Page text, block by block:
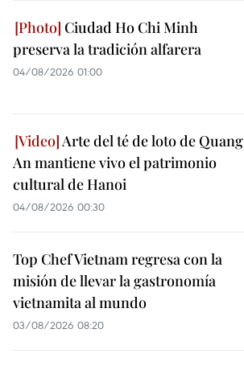
Ciudad Ho Chi Minh
preserva la tradición alfarera
04/08/2026 01:00
Arte del té de loto de Quang
An mantiene vivo el patrimonio
cultural de Hanoi
04/08/2026 00:30
Top Chef Vietnam regresa con la
misión de llevar la gastronomía
vietnamita al mundo
03/08/2026 08:20